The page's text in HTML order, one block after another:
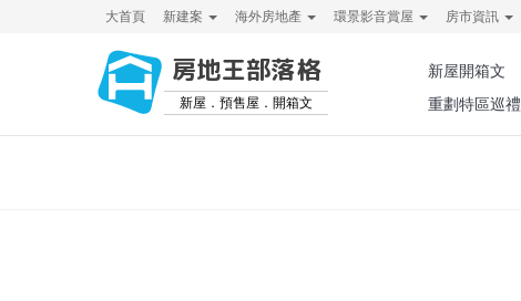
大首頁 新建案 海外房地產 環景影音賞屋 房市資訊
房地王部落格
新屋．預售屋．開箱文
新屋開箱文
重劃特區巡禮